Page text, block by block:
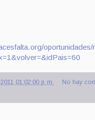
01:02:00 p. m.
No hay